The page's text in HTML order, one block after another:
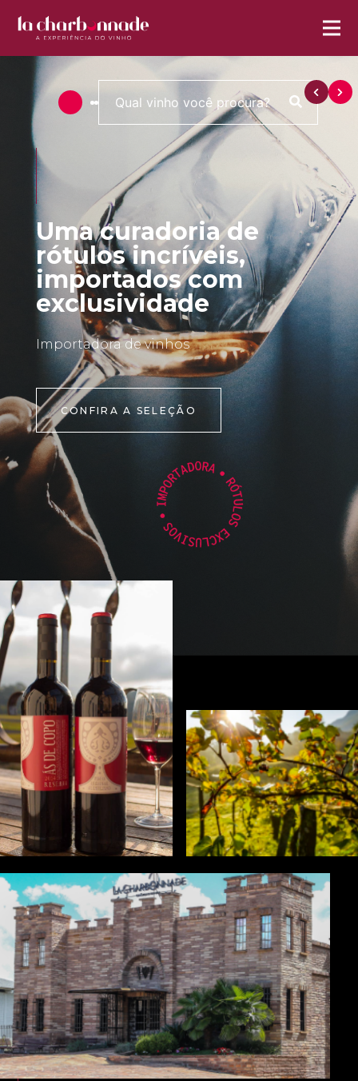
Uma curadoria de
rótulos incríveis,
importados com
exclusividade
Importadora de vinhos
CONFIRA A SELEÇÃO